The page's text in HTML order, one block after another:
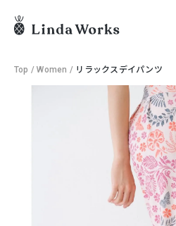
Top /Women / リラックスデイパンツ